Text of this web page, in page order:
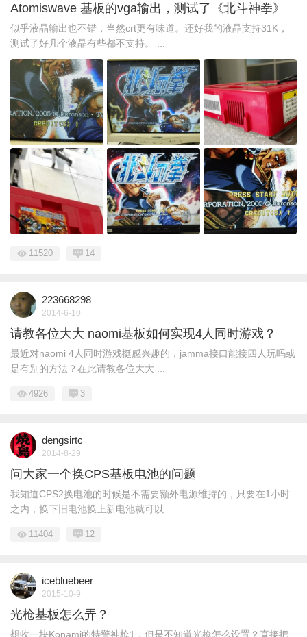
Atomiswave 基板的vga输出，测试了《北斗神拳》
似乎液晶输出也不错，当然crt更有味道。还好我的液晶支持31K，
测试了好几个液晶有些都不支持。 ...
11520 14
223668298
2014-6-10
请教各位大大 naomi基板如何实现4人同时游戏？
最近对naomi 4人同时游戏挺感兴趣的，jamma接口能接四人玩吗或
是有别的方法？在此请教各位大大 ...
4926 3
dengsirtc
2014-8-29
问大家一个换CPS基板电池的问题
我知道CPS2换电池的时候是不需要额外电源维持的，只要在1小时
之内，换下旧电池换上新电池就可以 ...
11404 12
icebluebeer
2015-10-9
光枪基板怎么弄？
想收一块Konami的特警神枪1，但是不知道光枪怎么设置？直接把